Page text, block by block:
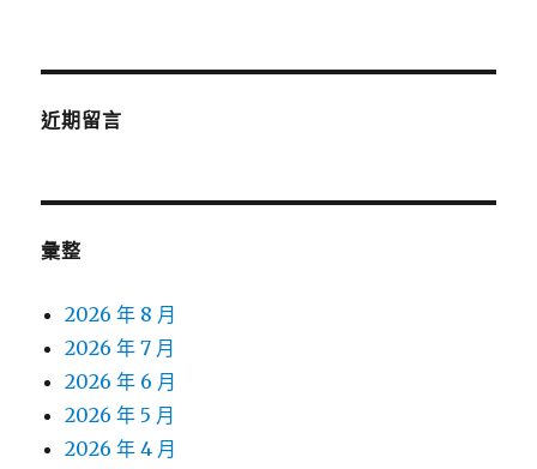
近期留言
彙整
2026 年 8 月
2026 年 7 月
2026 年 6 月
2026 年 5 月
2026 年 4 月